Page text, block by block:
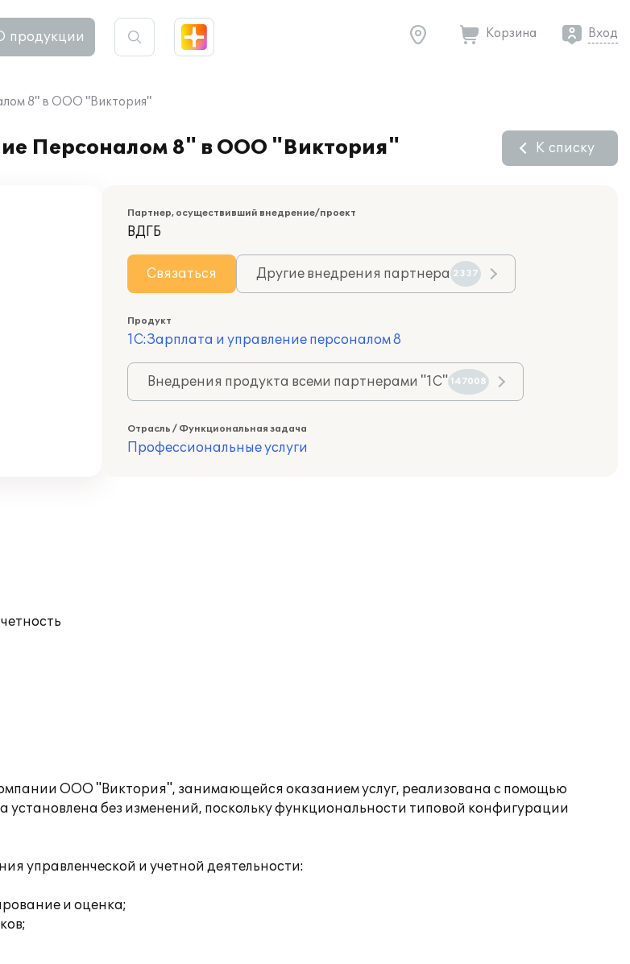
продукции Корзина Вход
8" в ООО "Виктория"
Персоналом 8" в ООО "Виктория" К списку
Партнер, осуществивший внедрение/проект
ВДГБ
Связаться Другие внедрения партнера 2337
Продукт
1С:Зарплата и управление персоналом 8
Внедрения продукта всеми партнерами "1С" 147008
Отрасль / Функциональная задача
Профессиональные услуги
ООО "Виктория", занимающейся оказанием услуг, реализована с помощью
без изменений, поскольку функциональности типовой конфигурации
управленческой и учетной деятельности:
и оценка;